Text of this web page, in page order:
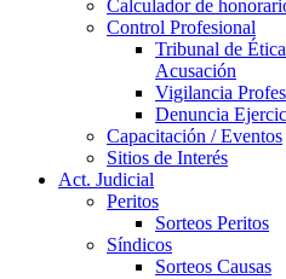
Calculador de
Control Profesional
Tribunal de
Acusación
Vigilancia
Denuncia
Capacitación / Eventos
Sitios de Interés
Act. Judicial
Peritos
Sorteos Peritos
Síndicos
Sorteos Causas